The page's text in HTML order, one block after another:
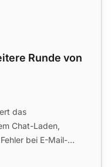
Runde von
das
Chat-Laden,
bei E-Mail-